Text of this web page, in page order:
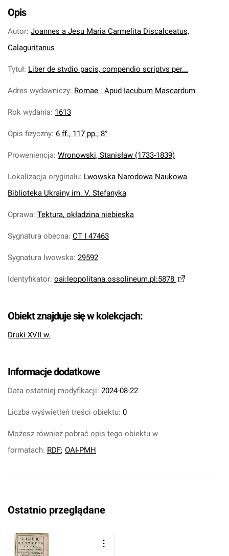
Opis
Autor: Joannes a Jesu Maria Carmelita Discalceatus,
Calaguritanus
Tytuł: Liber de stvdio pacis, compendio scriptvs per...
Adres wydawniczy: Romae : Apud Iacubum Mascardum
Rok wydania: 1613
Opis fizyczny: 6 ff., 117 pp.; 8°
Proweniencja: Wronowski, Stanisław (1733-1839)
Lokalizacja oryginału: Lwowska Narodowa Naukowa
Biblioteka Ukrainy im. V. Stefanyka
Oprawa: Tektura, okładzina niebieska
Sygnatura obecna: CT I 47463
Sygnatura lwowska: 29592
Identyfikator: oai:leopolitana.ossolineum.pl:5878
Obiekt znajduje się w kolekcjach:
Druki XVII w.
Informacje dodatkowe
Data ostatniej modyfikacji: 2024-08-22
Liczba wyświetleń treści obiektu: 0
Możesz również pobrać opis tego obiektu w
formatach: RDF; OAI-PMH
Ostatnio przeglądane